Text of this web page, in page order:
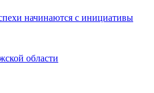
начинаются с инициативы
области